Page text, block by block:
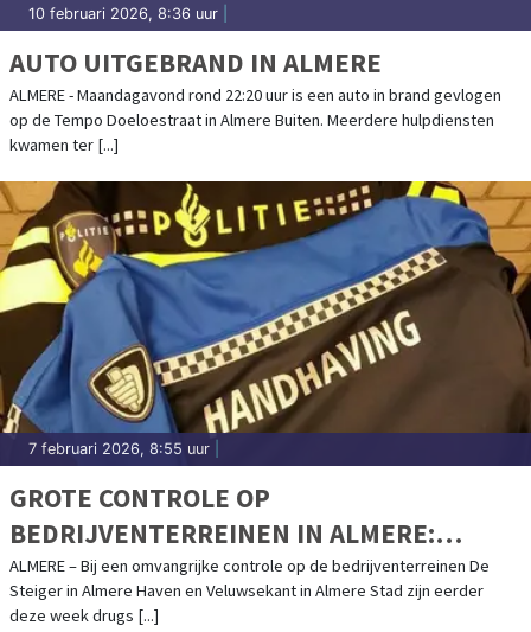
10 februari 2026, 8:36 uur
AUTO UITGEBRAND IN ALMERE
ALMERE - Maandagavond rond 22:20 uur is een auto in brand gevlogen
op de Tempo Doeloestraat in Almere Buiten. Meerdere hulpdiensten
kwamen ter [...]
7 februari 2026, 8:55 uur
GROTE CONTROLE OP
BEDRIJVENTERREINEN IN ALMERE:
DRUGS EN ILLEGAAL VUURWERK
AANGETROFFEN
ALMERE – Bij een omvangrijke controle op de bedrijventerreinen De
Steiger in Almere Haven en Veluwsekant in Almere Stad zijn eerder
deze week drugs [...]